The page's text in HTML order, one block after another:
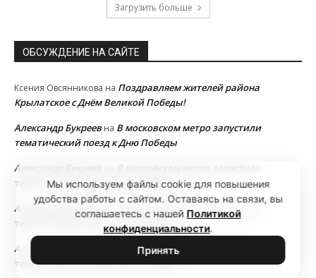
Загрузить больше
ОБСУЖДЕНИЕ НА САЙТЕ
Ксения Овсянникова на Поздравляем жителей района
Крылатское с Днём Великой Победы!
Александр Букреевна В московском метро запустили
тематический поезд к Дню Победы
Александр Букреев
В московском метро запустили
тематический поезд к Дню Победы
Александр Букреев
В московском метро запустили
тематический поезд к Дню Победы
Александр Букреев
В московском метро запустили
тематический поезд к Дню Победы
Мы используем файлы cookie для повышения
удобства работы с сайтом. Оставаясь на связи, вы
соглашаетесь с нашей Политикой
конфиденциальности.
Принять